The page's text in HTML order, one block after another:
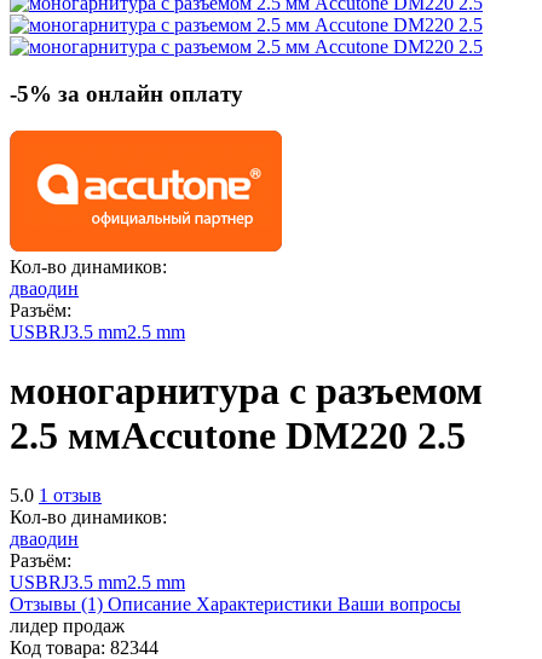
-5% за онлайн оплату
Кол-во динамиков:
дваодин
Разъём:
USBRJ3.5 mm2.5 mm
моногарнитура с разъемом
2.5 ммAccutone DM220 2.5
5.0 1 отзыв
Кол-во динамиков:
дваодин
Разъём:
USBRJ3.5 mm2.5 mm
Отзывы (1) Описание Характеристики Ваши вопросы
лидер продаж
Код товара: 82344